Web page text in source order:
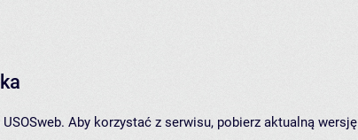
Aby korzystać z serwisu, pobierz aktualną wersję